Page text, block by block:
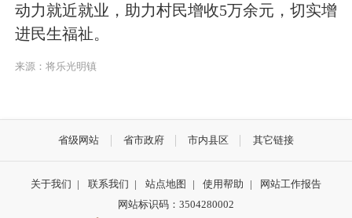
动力就近就业，助力村民增收5万余元，切实增
进民生福祉。
来源：将乐光明镇
省级网站 省市政府 市内县区 其它链接
关于我们 | 联系我们 | 站点地图 | 使用帮助 |
网站工作报告
网站标识码：3504280002